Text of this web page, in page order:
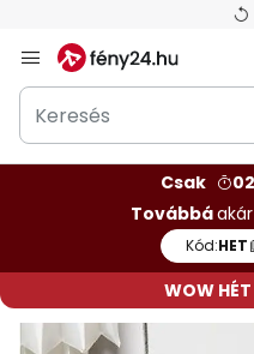
Ingyenes
Ugrás
a
tartalomhoz
Keresés
Csak
Továbbá
Kód:HET
WOW